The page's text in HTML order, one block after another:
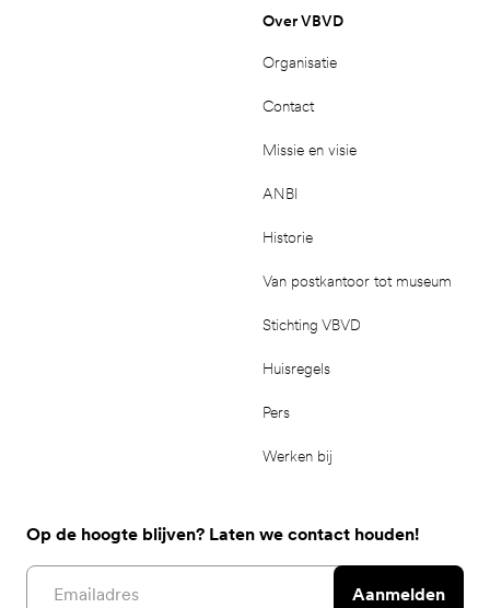
Over VBVD
Organisatie
Contact
Missie en visie
ANBI
Historie
Van postkantoor tot museum
Stichting VBVD
Huisregels
Pers
Werken bij
Op de hoogte blijven? Laten we contact houden!
Email address
Aanmelden